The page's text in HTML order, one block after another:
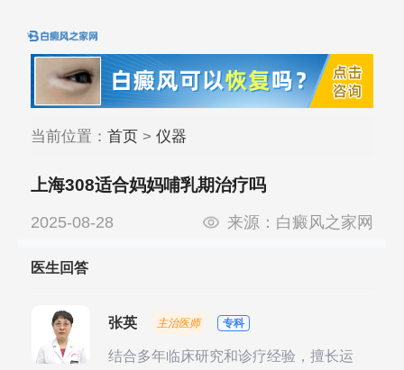
当前位置： 首页> 仪器
上海308适合妈妈哺乳期治疗吗
2025-08-28 来源： 白癜风之家网
医生回答
张英 主治医师 专科
结合多年临床研究和诊疗经验，擅长运